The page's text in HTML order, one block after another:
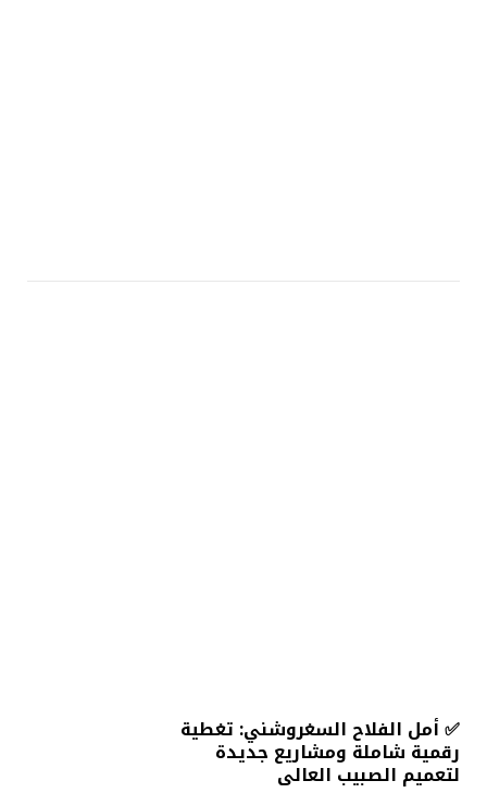
✅ أمل الفلاح السغروشني: تغطية
رقمية شاملة ومشاريع جديدة
لتعميم الصبيب العالي